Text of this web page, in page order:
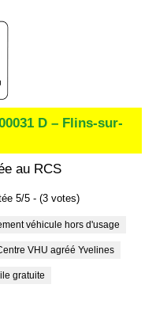
D – Flins-sur-
au RCS
5/5 - (3 votes)
véhicule hors d'usage
Centre VHU agréé Yvelines
gratuite